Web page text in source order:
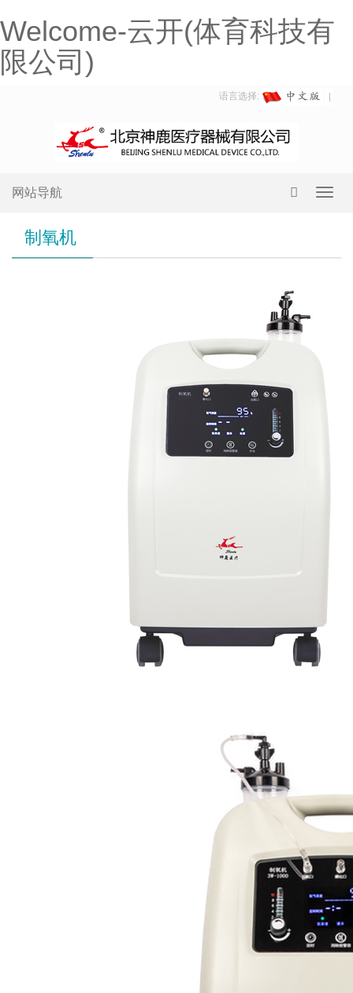
Welcome-云开(体育科技有
限公司)
语言选择:
网站导航
制氧机